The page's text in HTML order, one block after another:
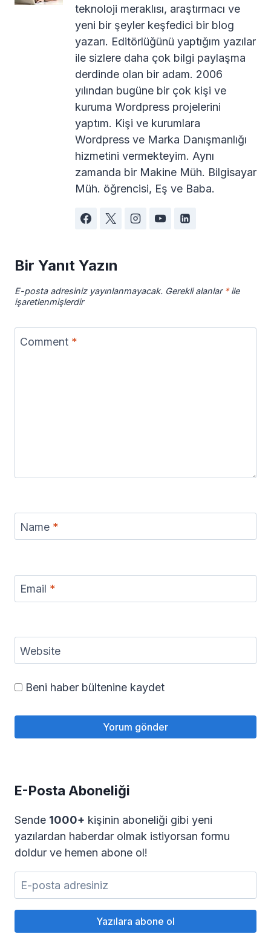
teknoloji meraklısı, araştırmacı ve
yeni bir şeyler keşfedici bir blog
yazarı. Editörlüğünü yaptığım yazılar
ile sizlere daha çok bilgi paylaşma
derdinde olan bir adam. 2006
yılından bugüne bir çok kişi ve
kuruma Wordpress projelerini
yaptım. Kişi ve kurumlara
Wordpress ve Marka Danışmanlığı
hizmetini vermekteyim. Aynı
zamanda bir Makine Müh. Bilgisayar
Müh. öğrencisi, Eş ve Baba.
Bir Yanıt Yazın
E-posta adresiniz yayınlanmayacak. Gerekli alanlar *ile
işaretlenmişlerdir
Comment *
Name *
Email *
Website
Beni haber bültenine kaydet
E-Posta Aboneliği
Sende 1000+ kişinin aboneliği gibi yeni
yazılardan haberdar olmak istiyorsan formu
doldur ve hemen abone ol!